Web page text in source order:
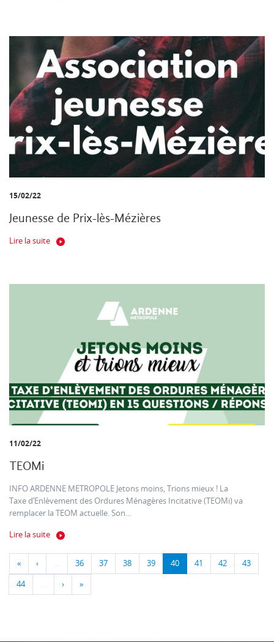
15/02/22
Jeunesse de Prix-lès-Mézières
Lire la suite
11/02/22
TEOMi
INFO ARDENNE METROPOLE Jetons moins, Trions mieux ! La
Taxe d’Enlèvement des Ordures Ménagères Incitative (TEOMi) va
remplacer la TEOM actuelle. Son...
Lire la suite
« ‹ … 36 37 38 39 40 41 42 43
44 … › »